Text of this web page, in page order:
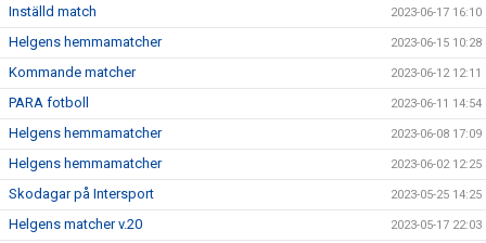
Inställd match 2023-06-17 16:10
Helgens hemmamatcher 2023-06-15 10:28
Kommande matcher 2023-06-12 12:11
PARA fotboll 2023-06-11 14:54
Helgens hemmamatcher 2023-06-08 17:09
Helgens hemmamatcher 2023-06-02 12:25
Skodagar på Intersport 2023-05-25 14:25
Helgens matcher v.20 2023-05-17 22:03